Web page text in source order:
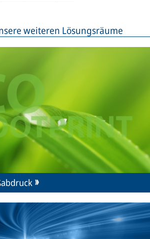
weiteren Lösungsräume